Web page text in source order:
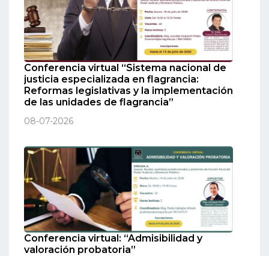
Conferencia virtual “Sistema nacional de
justicia especializada en flagrancia:
Reformas legislativas y la implementación
de las unidades de flagrancia”
08-07-2026
Conferencia virtual: “Admisibilidad y
valoración probatoria”